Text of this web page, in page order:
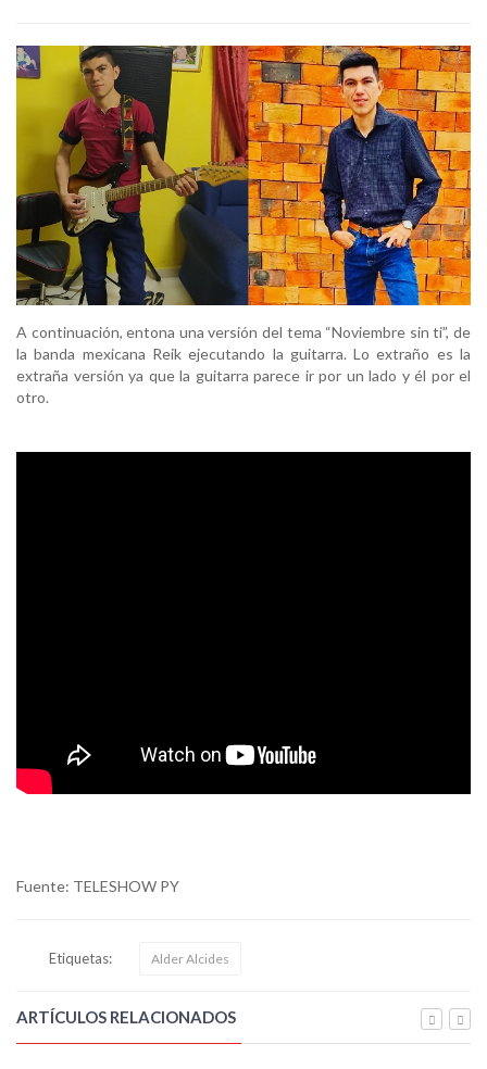
A continuación, entona una versión del tema “Noviembre sin ti”, de
la banda mexicana Reik ejecutando la guitarra. Lo extraño es la
extraña versión ya que la guitarra parece ir por un lado y él por el
otro.
Fuente: TELESHOW PY
Etiquetas: Alder Alcides
ARTÍCULOS RELACIONADOS